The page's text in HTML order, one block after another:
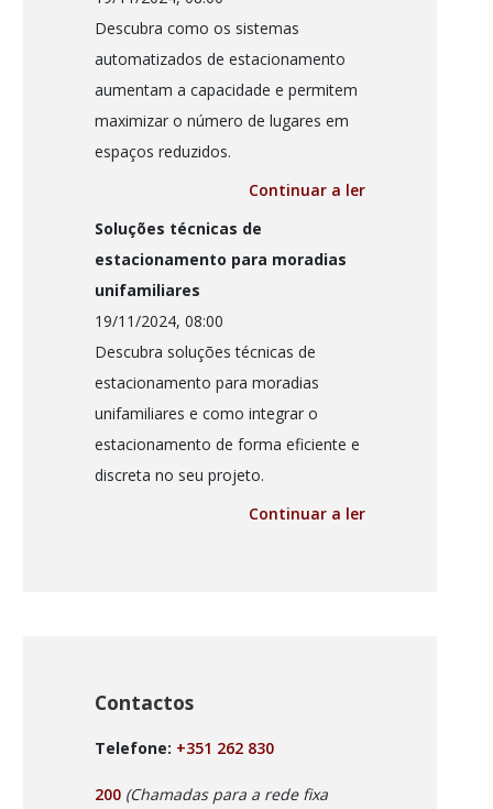
Descubra como os sistemas
automatizados de estacionamento
aumentam a capacidade e permitem
maximizar o número de lugares em
espaços reduzidos.
Continuar a ler
Soluções técnicas de
estacionamento para moradias
unifamiliares
19/11/2024, 08:00
Descubra soluções técnicas de
estacionamento para moradias
unifamiliares e como integrar o
estacionamento de forma eficiente e
discreta no seu projeto.
Continuar a ler
Contactos
Telefone: +351 262 830
200 (Chamadas para a rede fixa